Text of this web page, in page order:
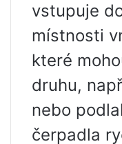
vstupuje
místnosti
které
druhu,
nebo
čerpadla